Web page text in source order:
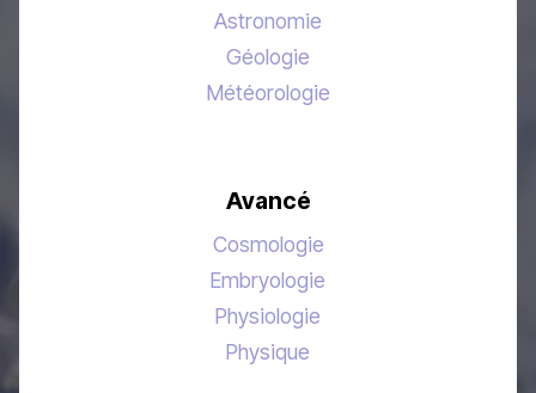
Astronomie
Géologie
Météorologie
Avancé
Cosmologie
Embryologie
Physiologie
Physique